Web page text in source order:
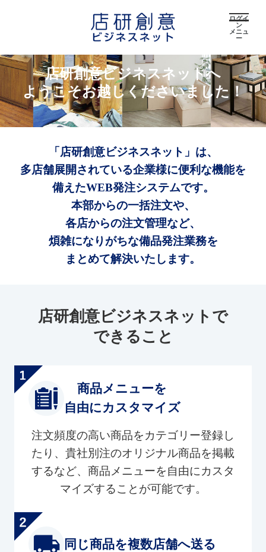
ログイ
ン
メニュ
ー
店研創意ビジネスネットへ
ようこそお越しくださいました！
「店研創意ビジネスネット」は、
多店舗展開されている企業様に便利な機能を
備えたWEB発注システムです。
本部からの一括注文や、
各店からの注文管理など、
煩雑になりがちな備品発注業務を
まとめて解決いたします。
店研創意ビジネスネットで
できること
商品メニューを
自由にカスタマイズ
注文頻度の高い商品をカテゴリー登録し
たり、貴社別注のオリジナル商品を掲載
するなど、商品メニューを自由にカスタ
マイズすることが可能です。
同じ商品を複数店舗へ送る